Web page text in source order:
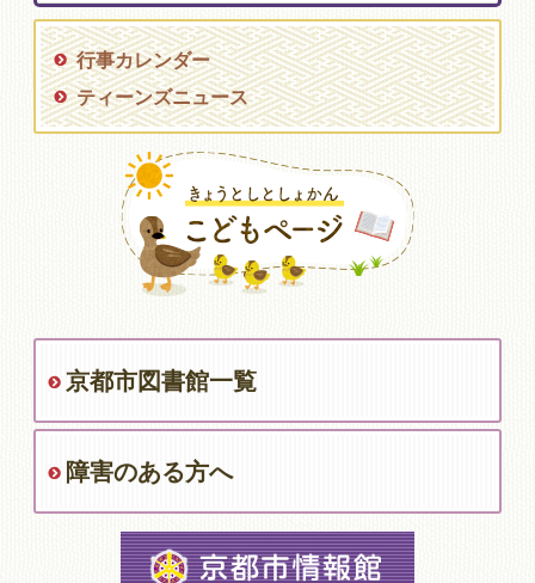
行事カレンダー
ティーンズニュース
京都市図書館一覧
障害のある方へ